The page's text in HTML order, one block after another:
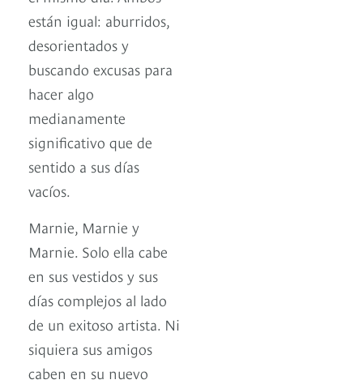
están igual: aburridos,
desorientados y
buscando excusas para
hacer algo
medianamente
significativo que de
sentido a sus días
vacíos.
Marnie, Marnie y
Marnie. Solo ella cabe
en sus vestidos y sus
días complejos al lado
de un exitoso artista. Ni
siquiera sus amigos
caben en su nuevo